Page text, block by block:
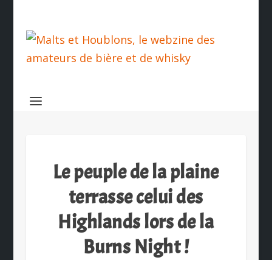
Le peuple de la plaine
terrasse celui des
Highlands lors de la
Burns Night !